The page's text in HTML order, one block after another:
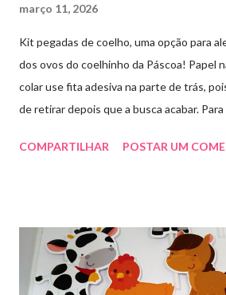
março 11, 2026
Kit pegadas de coelho, uma opção para
dos ovos do coelhinho da Páscoa! Papel
colar use fita adesiva na parte de trás,
de retirar depois que a busca acabar.
para baixar o arquivo que fiz para vocês! E
COMPARTILHAR POSTAR UM